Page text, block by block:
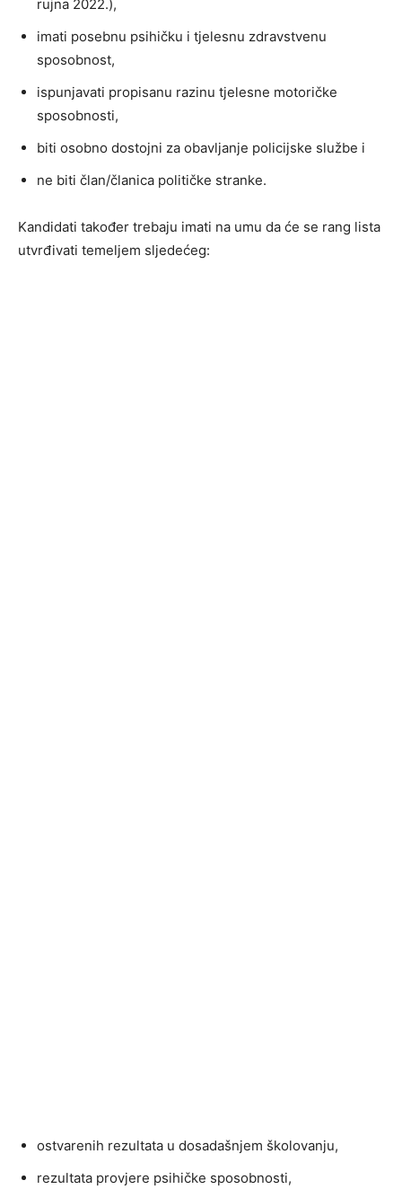
rujna 2022.),
imati posebnu psihičku i tjelesnu zdravstvenu
sposobnost,
ispunjavati propisanu razinu tjelesne motoričke
sposobnosti,
biti osobno dostojni za obavljanje policijske službe i
ne biti član/članica političke stranke.
Kandidati također trebaju imati na umu da će se rang lista
utvrđivati temeljem sljedećeg:
ostvarenih rezultata u dosadašnjem školovanju,
rezultata provjere psihičke sposobnosti,